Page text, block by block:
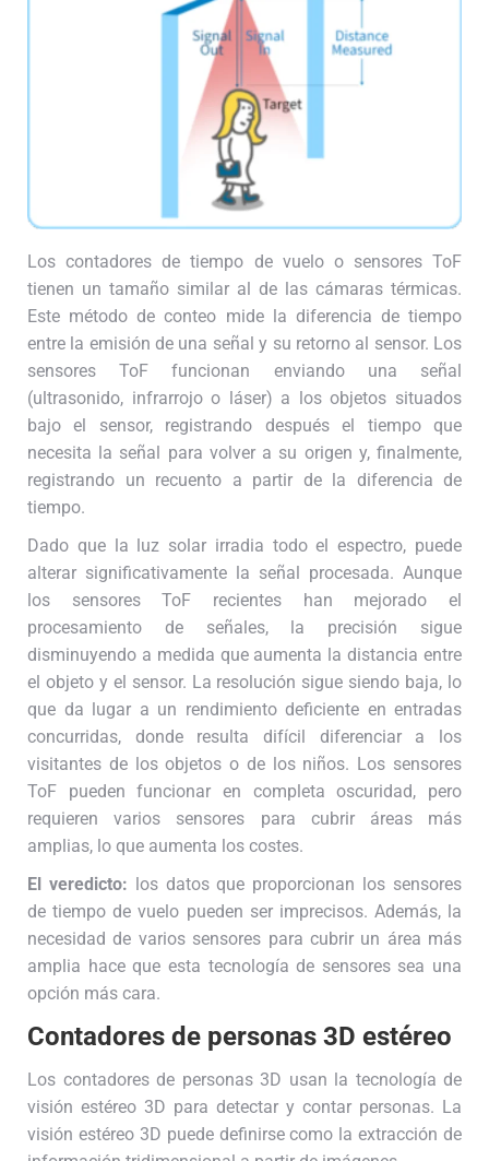
Los contadores de tiempo de vuelo o sensores ToF
tienen un tamaño similar al de las cámaras térmicas.
Este método de conteo mide la diferencia de tiempo
entre la emisión de una señal y su retorno al sensor. Los
sensores ToF funcionan enviando una señal
(ultrasonido, infrarrojo o láser) a los objetos situados
bajo el sensor, registrando después el tiempo que
necesita la señal para volver a su origen y, finalmente,
registrando un recuento a partir de la diferencia de
tiempo.
Dado que la luz solar irradia todo el espectro, puede
alterar significativamente la señal procesada. Aunque
los sensores ToF recientes han mejorado el
procesamiento de señales, la precisión sigue
disminuyendo a medida que aumenta la distancia entre
el objeto y el sensor. La resolución sigue siendo baja, lo
que da lugar a un rendimiento deficiente en entradas
concurridas, donde resulta difícil diferenciar a los
visitantes de los objetos o de los niños. Los sensores
ToF pueden funcionar en completa oscuridad, pero
requieren varios sensores para cubrir áreas más
amplias, lo que aumenta los costes.
El veredicto: los datos que proporcionan los sensores
de tiempo de vuelo pueden ser imprecisos. Además, la
necesidad de varios sensores para cubrir un área más
amplia hace que esta tecnología de sensores sea una
opción más cara.
Contadores de personas 3D estéreo
Los contadores de personas 3D usan la tecnología de
visión estéreo 3D para detectar y contar personas. La
visión estéreo 3D puede definirse como la extracción de